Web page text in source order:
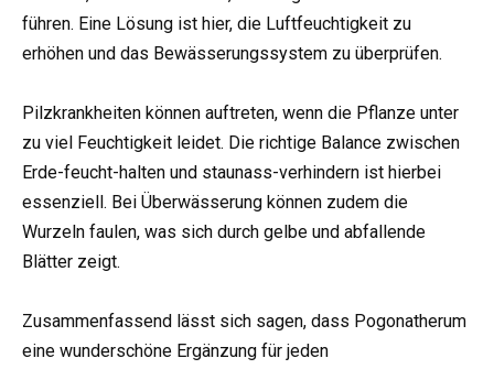
führen. Eine Lösung ist hier, die Luftfeuchtigkeit zu
erhöhen und das Bewässerungssystem zu überprüfen.
Pilzkrankheiten können auftreten, wenn die Pflanze unter
zu viel Feuchtigkeit leidet. Die richtige Balance zwischen
Erde-feucht-halten und staunass-verhindern ist hierbei
essenziell. Bei Überwässerung können zudem die
Wurzeln faulen, was sich durch gelbe und abfallende
Blätter zeigt.
Zusammenfassend lässt sich sagen, dass Pogonatherum
eine wunderschöne Ergänzung für jeden